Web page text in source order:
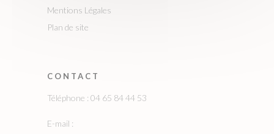
Mentions Légales
Plan de site
CONTACT
Téléphone : 04 65 84 44 53
E-mail :